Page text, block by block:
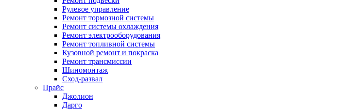
Рулевое управление
Ремонт тормозной системы
Ремонт системы охлаждения
Ремонт электрооборудования
Ремонт топливной системы
Кузовной ремонт и покраска
Ремонт трансмиссии
Шиномонтаж
Сход-развал
Прайс
Джолион
Дарго